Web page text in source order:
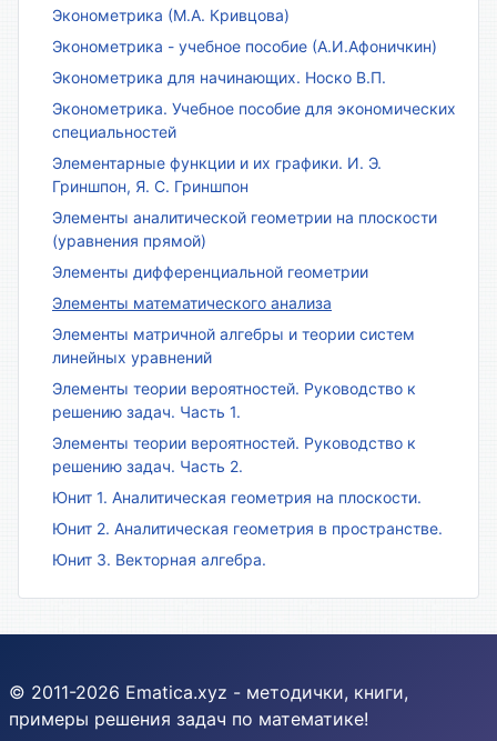
Эконометрика (М.А. Кривцова)
Эконометрика - учебное пособие (А.И.Афоничкин)
Эконометрика для начинающих. Носко В.П.
Эконометрика. Учебное пособие для экономических
специальностей
Элементарные функции и их графики. И. Э.
Гриншпон, Я. С. Гриншпон
Элементы аналитической геометрии на плоскости
(уравнения прямой)
Элементы дифференциальной геометрии
Элементы математического анализа
Элементы матричной алгебры и теории систем
линейных уравнений
Элементы теории вероятностей. Руководство к
решению задач. Часть 1.
Элементы теории вероятностей. Руководство к
решению задач. Часть 2.
Юнит 1. Аналитическая геометрия на плоскости.
Юнит 2. Аналитическая геометрия в пространстве.
Юнит 3. Векторная алгебра.
© 2011-2026 Ematica.xyz - методички, книги,
примеры решения задач по математике!